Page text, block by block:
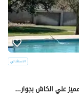
هبيع فيلا420م استلام فوري بمقدم 5%وبخصم مميز علي الكاش بجوار فندق توليب باق